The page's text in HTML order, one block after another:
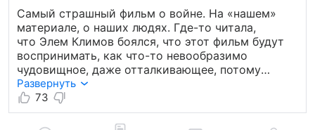
Самый страшный фильм о войне. На «нашем»
материале, о наших людях. Где-то читала,
что Элем Климов боялся, что этот фильм будут
воспринимать, как что-то невообразимо
чудовищное, даже отталкивающее, потому
что он очень жесток. Но все равно снял, как
«мольбу о мире», потому что надо это смотреть,
чтобы понять, что такое мир и война, жизнь
и смерть. Фильм очень реален, нет
Развернуть
73